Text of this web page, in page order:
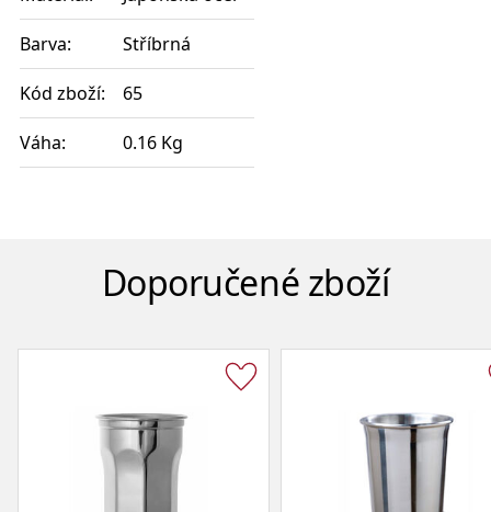
Barva: Stříbrná
Kód zboží: 65
Váha: 0.16 Kg
Doporučené zboží